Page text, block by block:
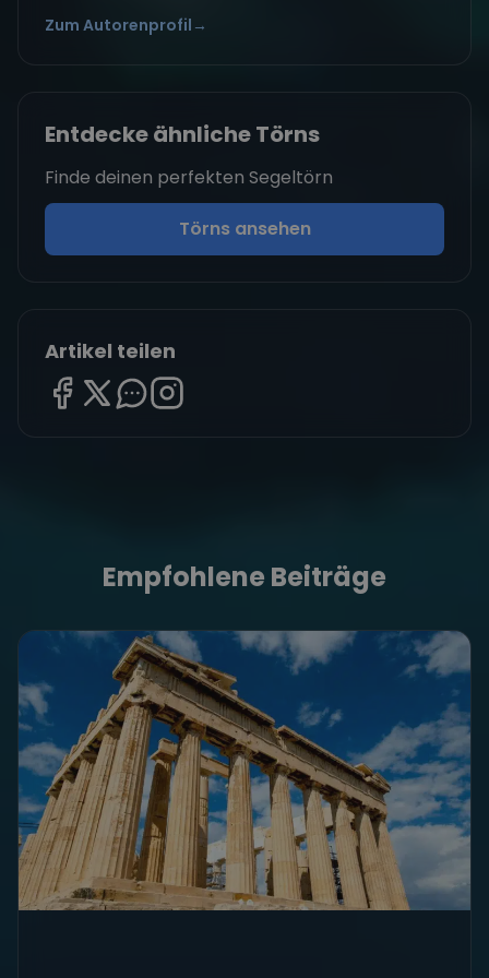
Zum Autorenprofil →
Entdecke ähnliche Törns
Finde deinen perfekten Segeltörn
Törns ansehen
Artikel teilen
Empfohlene Beiträge